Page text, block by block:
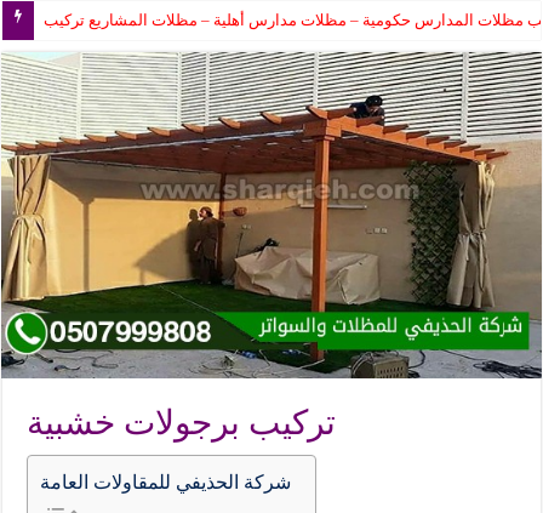
مظلات المدارس حكومية – مظلات مدارس أهلية – مظلات المشاريع تركيب
تركيب برجولات خشبية
شركة الحذيفي للمقاولات العامة